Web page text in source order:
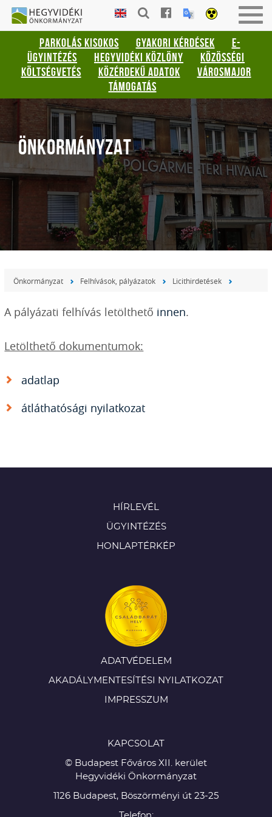
Gyorsbillentyűk
listája
Keresés:
"S"
Bejelentkezés:
HEGYVIDÉKI
ÖNKORMÁNYZAT
PARKOLÁS KISOKOS GYAKORI KÉRDÉSEK
E-
ÜGYINTÉZÉS
HEGYVIDÉKI KÖZLÖNY
KÖZÖSSÉGI
KÖLTSÉGVETÉS
KÖZÉRDEKŰ ADATOK
VÁROSMAJOR
TÁMOGATÁS
ÖNKORMÁNYZAT
Önkormányzat Felhívások, pályázatok Licithirdetések
A pályázati felhívás letölthető innen.
Letölthető dokumentumok:
adatlap
átláthatósági nyilatkozat
HÍRLEVÉL
ÜGYINTÉZÉS
HONLAPTÉRKÉP
ADATVÉDELEM
AKADÁLYMENTESÍTÉSI NYILATKOZAT
IMPRESSZUM
KAPCSOLAT
© Budapest Főváros XII. kerület
Hegyvidéki Önkormányzat
1126 Budapest, Böszörményi út 23-25